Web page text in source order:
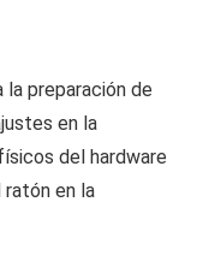
preparación de
en la
del hardware
ratón en la